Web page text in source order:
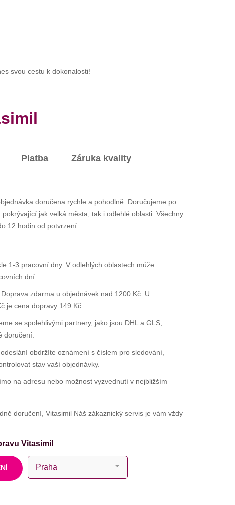
svou cestu k dokonalosti!
Platba Záruka kvality
doručena rychle a pohodlně. Doručujeme po
jak velká města, tak i odlehlé oblasti. Všechny
12 hodin od potvrzení.
1-3 pracovní dny. V odlehlých oblastech může
dní.
Doprava zdarma u objednávek nad 1200 Kč. U
je cena dopravy 149 Kč.
se spolehlivými partnery, jako jsou DHL a GLS,
doručení.
odeslání obdržíte oznámení s číslem pro sledování,
stav vaší objednávky.
na adresu nebo možnost vyzvednutí v nejbližším
doručení, Vitasimil Náš zákaznický servis je vám vždy
Vitasimil